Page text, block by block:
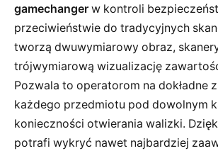
gamechanger w kontroli
przeciwieństwie do tradycyjnych
tworzą dwuwymiarowy obraz,
trójwymiarową wizualizację
Pozwala to operatorom na dokładne
każdego przedmiotu pod dowolnym
konieczności otwierania walizki.
potrafi wykryć nawet najbardziej